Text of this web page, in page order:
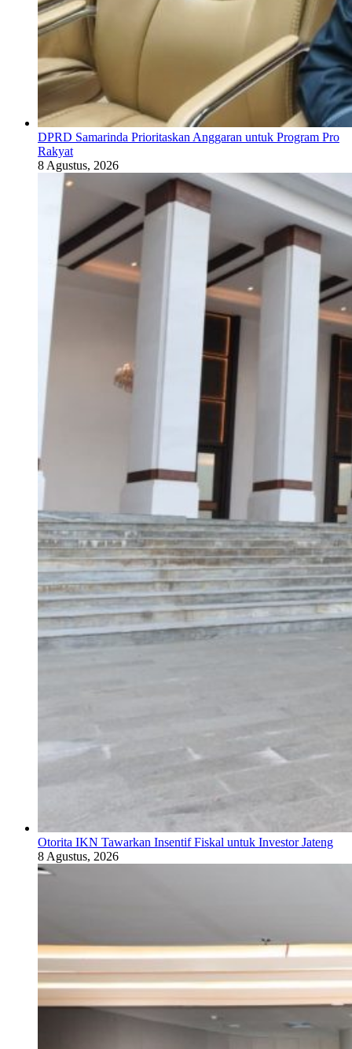
DPRD Samarinda Prioritaskan Anggaran untuk Program Pro
Rakyat
8 Agustus, 2026
Otorita IKN Tawarkan Insentif Fiskal untuk Investor Jateng
8 Agustus, 2026